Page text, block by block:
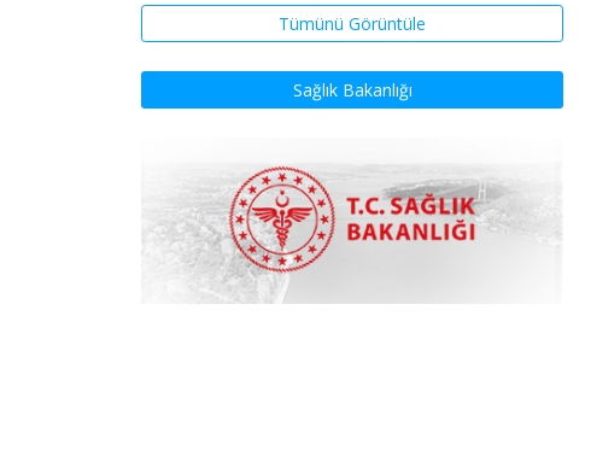
Tümünü Görüntüle
Sağlık Bakanlığı